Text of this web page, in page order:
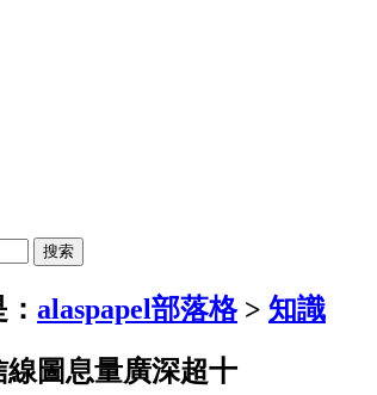
alaspapel部落格> 知識
圖息量廣深超十